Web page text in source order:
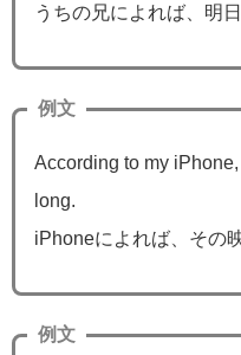
うちの兄によれば、明
例文
According to my
long.
iPhoneによれば、その
例文